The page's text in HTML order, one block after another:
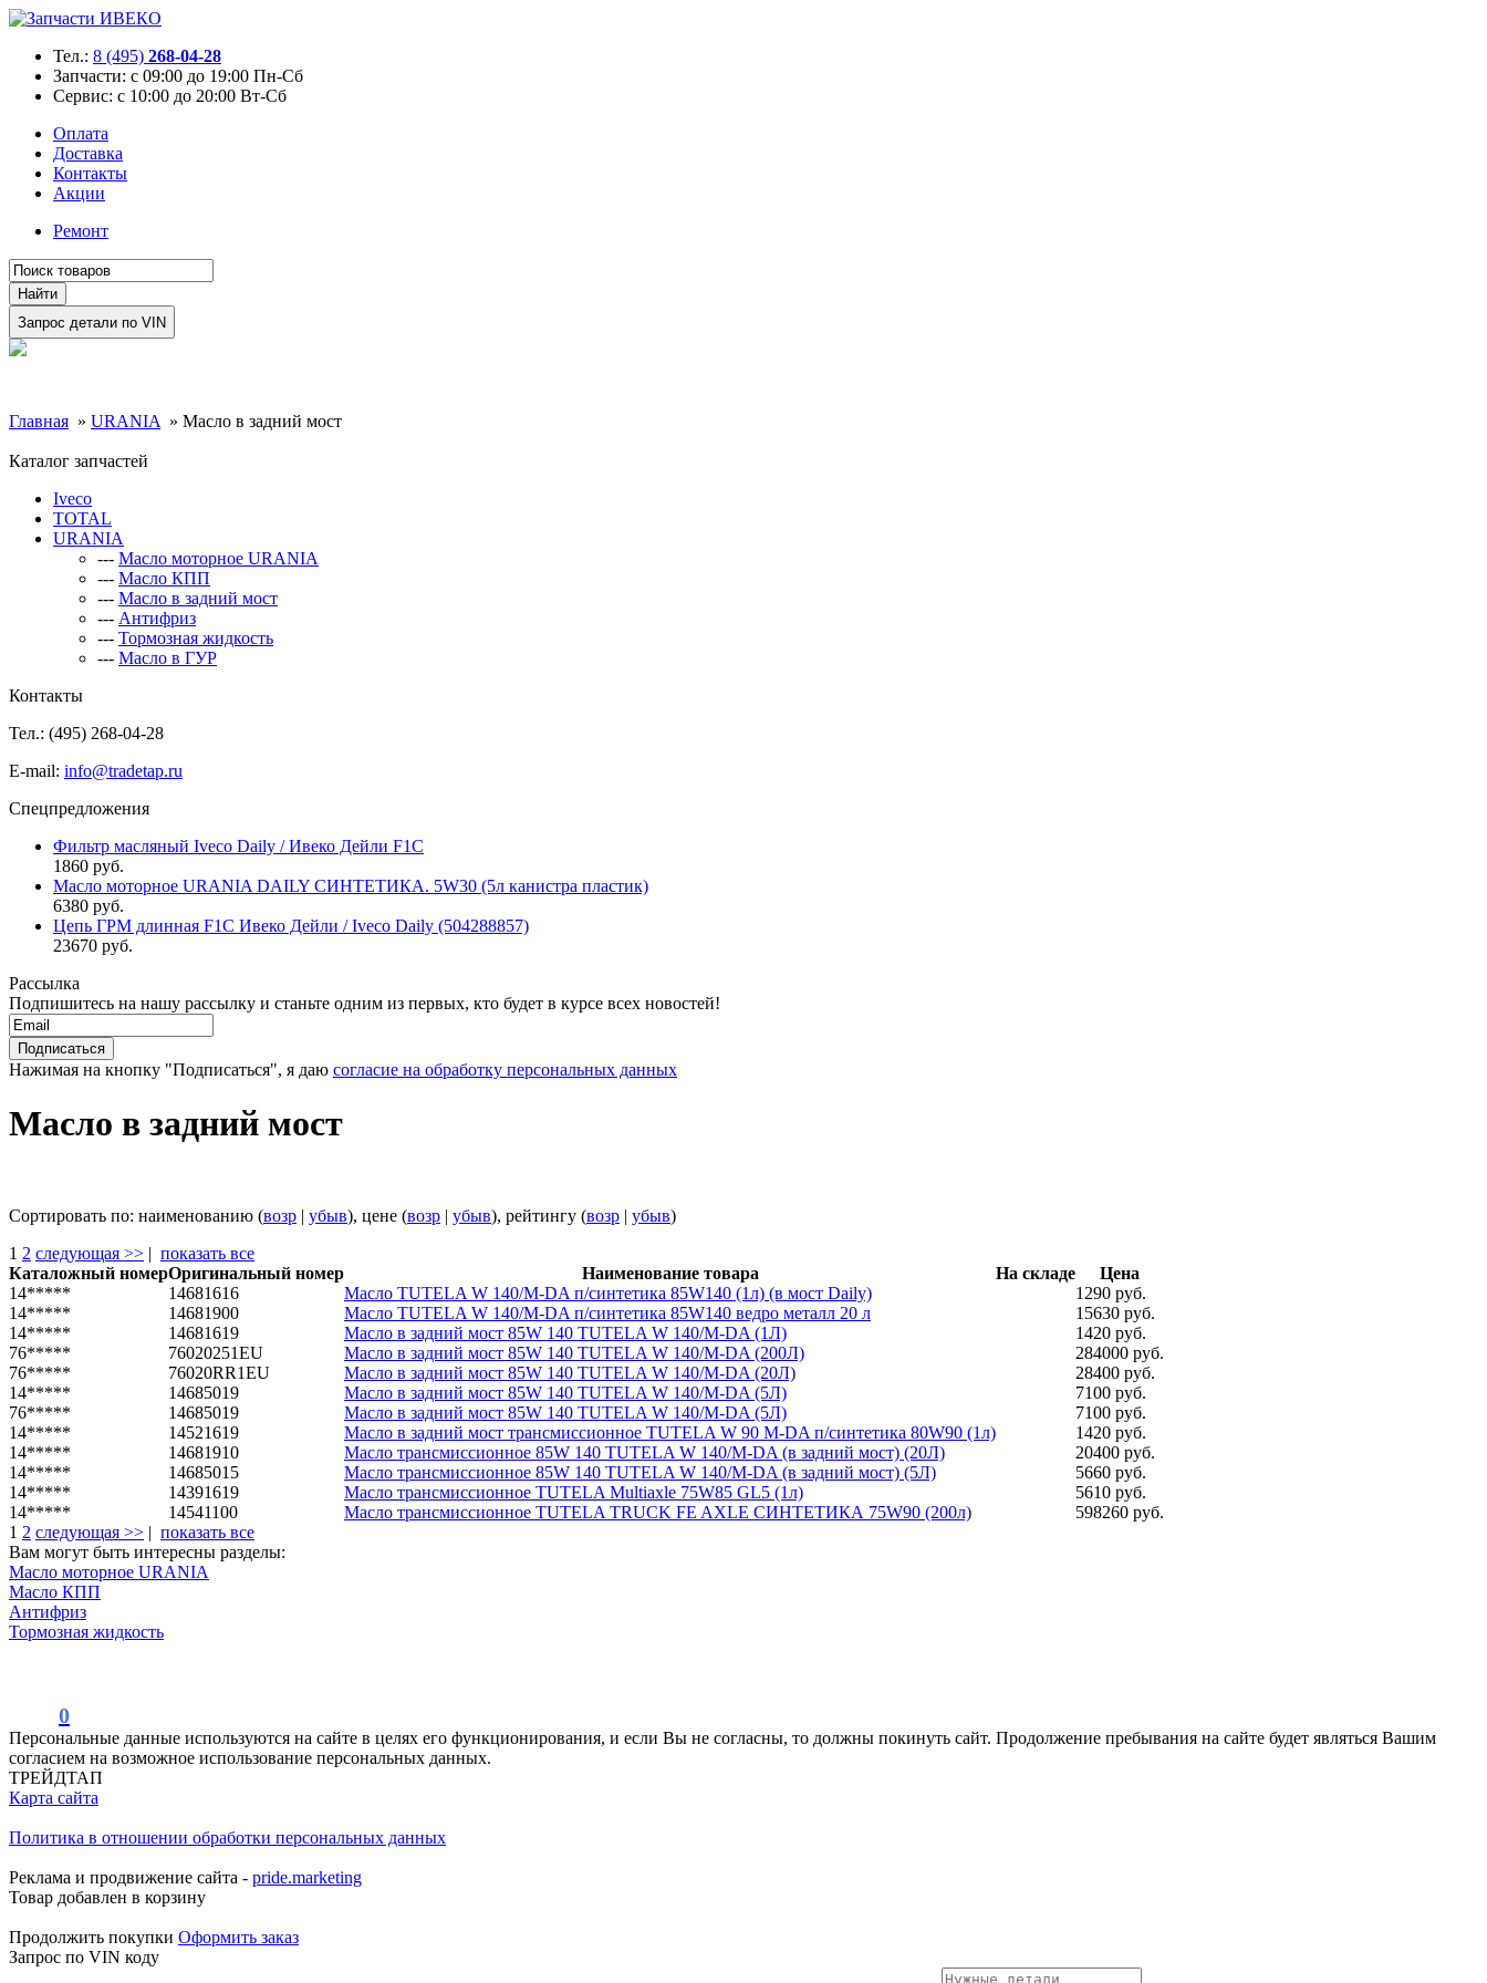
Тел.: 8 (495) 268-04-28
Запчасти: с 09:00 до 19:00 Пн-Сб
Сервис: с 10:00 до 20:00 Вт-Сб
Оплата
Доставка
Контакты
Акции
Ремонт
Главная » URANIA » Масло в задний мост
Каталог запчастей
Iveco
TOTAL
URANIA
--- Масло моторное URANIA
--- Масло КПП
--- Масло в задний мост
--- Антифриз
--- Тормозная жидкость
--- Масло в ГУР
Контакты
Тел.: (495) 268-04-28
E-mail: info@tradetap.ru
Спецпредложения
Фильтр масляный Iveco Daily / Ивеко Дейли F1C
1860 руб.
Масло моторное URANIA DAILY СИНТЕТИКА. 5W30 (5л канистра пластик)
6380 руб.
Цепь ГРМ длинная F1C Ивеко Дейли / Iveco Daily (504288857)
23670 руб.
Рассылка
Подпишитесь на нашу рассылку и станьте одним из первых, кто будет в курсе всех новостей!
Нажимая на кнопку "Подписаться", я даю согласие на обработку персональных данных
Масло в задний мост
Сортировать по: наименованию (возр | убыв), цене (возр | убыв), рейтингу (возр | убыв)
1 2 следующая >> | показать все
Каталожный номерОригинальный номер Наименование товара На складе
Цена
14*****
14681616 Масло TUTELA W 140/M-DA п/синтетика 85W140 (1л) (в мост Daily)
1290 руб.
14*****
14681900 Масло TUTELA W 140/M-DA п/синтетика 85W140 ведро металл 20 л
15630 руб.
14*****
14681619 Масло в задний мост 85W 140 TUTELA W 140/M-DA (1Л)
1420 руб.
76*****
76020251EU Масло в задний мост 85W 140 TUTELA W 140/M-DA (200Л)
284000 руб.
76*****
76020RR1EU Масло в задний мост 85W 140 TUTELA W 140/M-DA (20Л)
28400 руб.
14*****
14685019 Масло в задний мост 85W 140 TUTELA W 140/M-DA (5Л)
7100 руб.
76*****
14685019 Масло в задний мост 85W 140 TUTELA W 140/M-DA (5Л)
7100 руб.
14*****
14521619 Масло в задний мост трансмиссионное TUTELA W 90 M-DA п/синтетика 80W90 (1л)
1420 руб.
14*****
14681910 Масло трансмиссионное 85W 140 TUTELA W 140/M-DA (в задний мост) (20Л)
20400 руб.
14*****
14685015 Масло трансмиссионное 85W 140 TUTELA W 140/M-DA (в задний мост) (5Л)
5660 руб.
14*****
14391619 Масло трансмиссионное TUTELA Multiaxle 75W85 GL5 (1л)
5610 руб.
14*****
14541100 Масло трансмиссионное TUTELA TRUCK FE AXLE СИНТЕТИКА 75W90 (200л)
598260 руб.
1 2 следующая >> | показать все
Вам могут быть интересны разделы:
Масло моторное URANIA
Масло КПП
Антифриз
Тормозная жидкость
0
Персональные данные используются на сайте в целях его функционирования, и если Вы не согласны, то должны покинуть сайт. Продолжение пребывания на сайте будет являться Вашим
согласием на возможное использование персональных данных.
ТРЕЙДТАП
Карта сайта
Политика в отношении обработки персональных данных
Реклама и продвижение сайта - pride.marketing
Товар добавлен в корзину
Продолжить покупки Оформить заказ
Запрос по VIN коду